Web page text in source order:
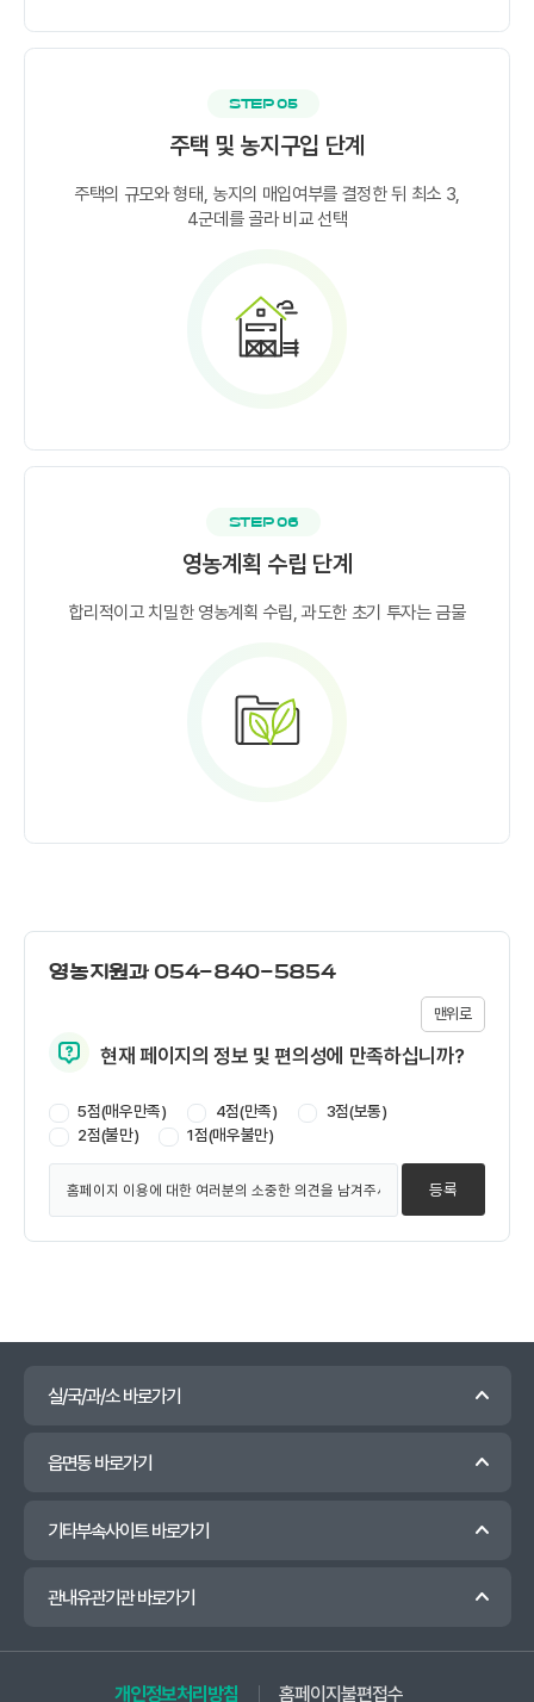
STEP 05
주택 및 농지구입 단계
주택의 규모와 형태, 농지의 매입여부를 결정한 뒤 최소 3,
4군데를 골라 비교 선택
STEP 06
영농계획 수립 단계
합리적이고 치밀한 영농계획 수립, 과도한 초기 투자는 금물
영농지원과 054-840-5854
맨위로
현재 페이지의 정보 및 편의성에 만족하십니까?
5점(매우만족) 4점(만족)
3점(보통)
2점(불만)
1점(매우불만)
실/국/과/소 바로가기
읍면동 바로가기
기타부속사이트 바로가기
관내유관기관 바로가기
개인정보처리방침 홈페이지불편접수